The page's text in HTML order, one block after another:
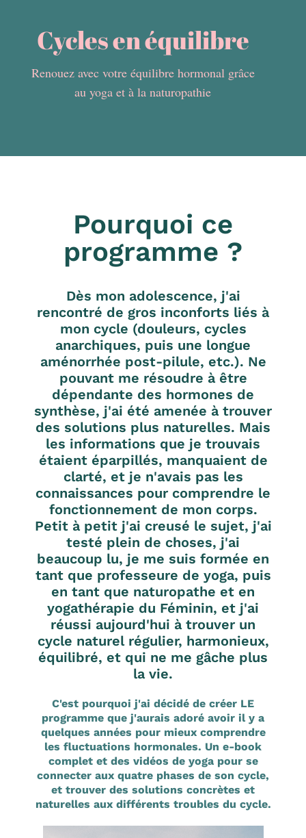
Cycles en équilibre
Renouez avec votre équilibre hormonal grâce
au yoga et à la naturopathie
Pourquoi ce
programme ?
Dès mon adolescence, j'ai
rencontré de gros inconforts liés à
mon cycle (douleurs, cycles
anarchiques, puis une longue
aménorrhée post-pilule, etc.). Ne
pouvant me résoudre à être
dépendante des hormones de
synthèse, j'ai été amenée à trouver
des solutions plus naturelles. Mais
les informations que je trouvais
étaient éparpillés, manquaient de
clarté, et je n'avais pas les
connaissances pour comprendre le
fonctionnement de mon corps.
Petit à petit j'ai creusé le sujet, j'ai
testé plein de choses, j'ai
beaucoup lu, je me suis formée en
tant que professeure de yoga, puis
en tant que naturopathe et en
yogathérapie du Féminin, et j'ai
réussi aujourd'hui à trouver un
cycle naturel régulier, harmonieux,
équilibré, et qui ne me gâche plus
la vie.
C'est pourquoi j'ai décidé de créer LE
programme que j'aurais adoré avoir il y a
quelques années pour mieux comprendre
les fluctuations hormonales. Un e-book
complet et des vidéos de yoga pour se
connecter aux quatre phases de son cycle,
et trouver des solutions concrètes et
naturelles aux différents troubles du cycle.